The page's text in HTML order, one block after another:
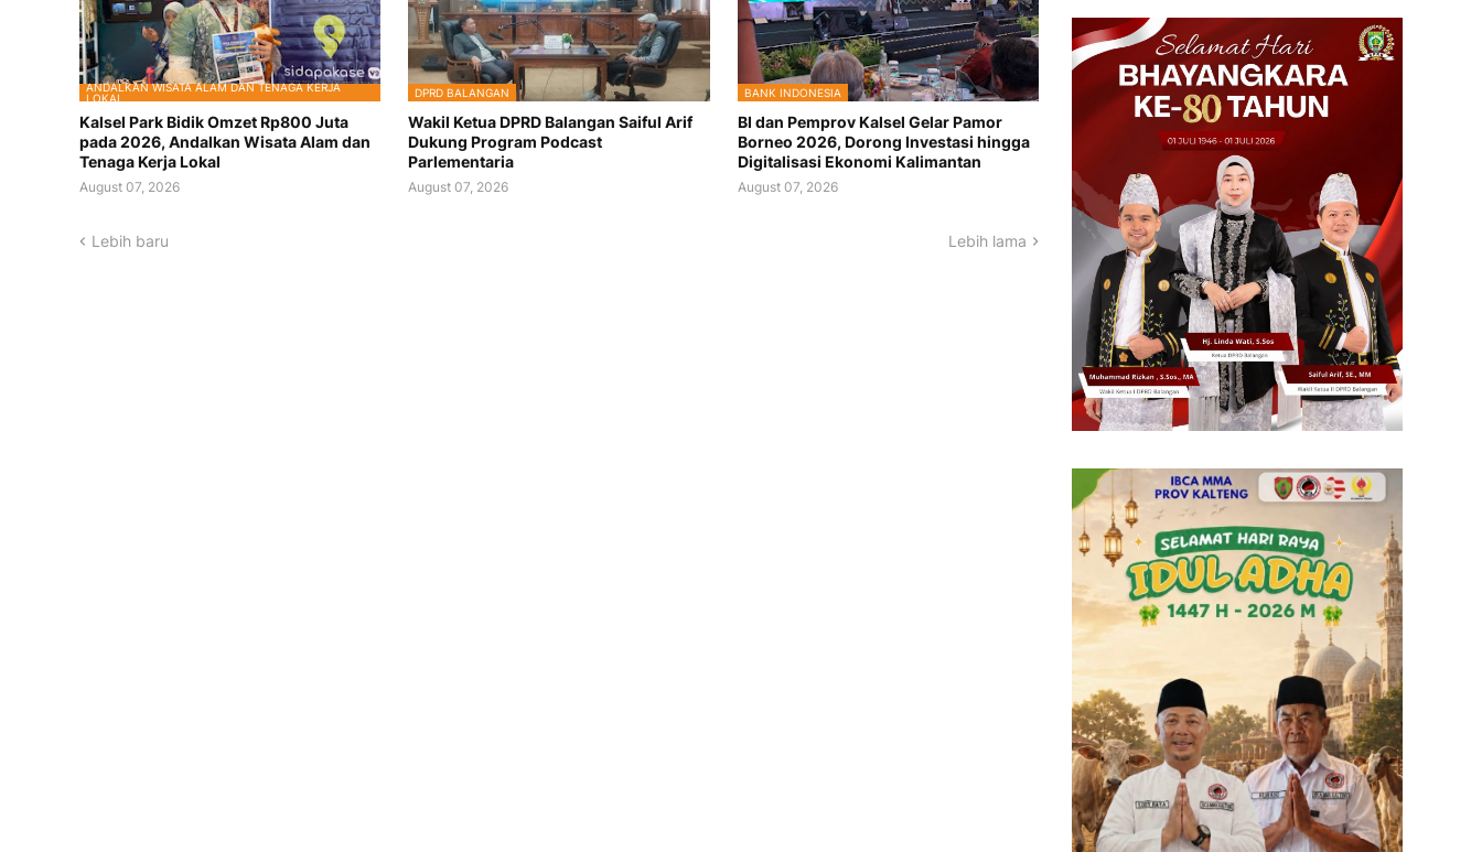
ANDALKAN WISATA ALAM DAN TENAGA KERJA
LOKAL
Kalsel Park Bidik Omzet Rp800 Juta
pada 2026, Andalkan Wisata Alam dan
Tenaga Kerja Lokal
August 07, 2026
DPRD BALANGAN
Wakil Ketua DPRD Balangan Saiful Arif
Dukung Program Podcast
Parlementaria
August 07, 2026
BANK INDONESIA
BI dan Pemprov Kalsel Gelar Pamor
Borneo 2026, Dorong Investasi hingga
Digitalisasi Ekonomi Kalimantan
August 07, 2026
Lebih baru Lebih lama